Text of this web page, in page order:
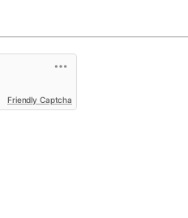
Friendly Captcha